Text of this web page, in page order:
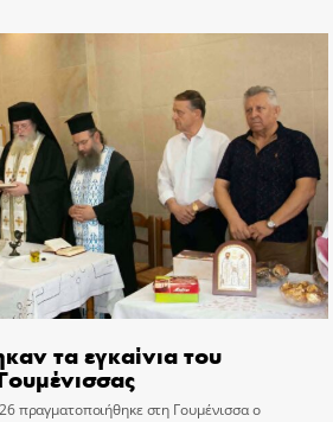
τα εγκαίνια του
πραγματοποιήθηκε στη Γουμένισσα ο